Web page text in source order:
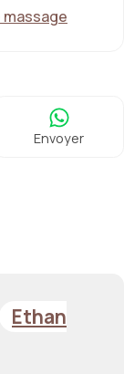
massage
Envoyer
Ethan